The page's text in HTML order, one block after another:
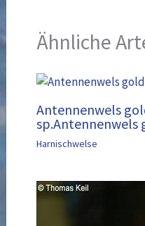
Ähnliche
Antennenwels
sp.Antennenwels
Harnischwelse